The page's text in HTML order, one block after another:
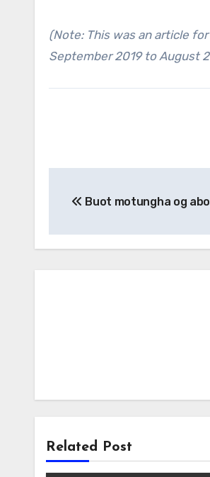
(Note: This was an article
September 2019 to August
navigation
Buot motungha og
Related Post